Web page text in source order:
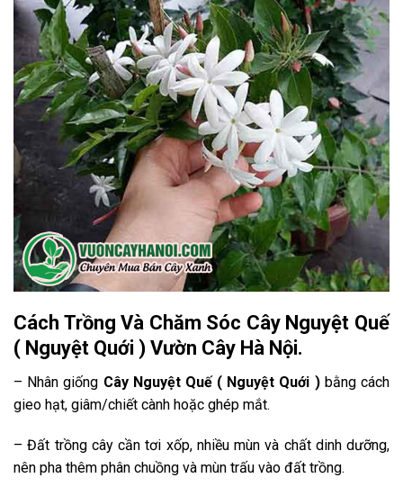
Cách Trồng Và Chăm Sóc Cây Nguyệt Quế
( Nguyệt Quới ) Vườn Cây Hà Nội.
– Nhân giống Cây Nguyệt Quế ( Nguyệt Quới )bằng cách
gieo hạt, giâm/chiết cành hoặc ghép mắt.
– Đất trồng cây cần tơi xốp, nhiều mùn và chất dinh dưỡng,
nên pha thêm phân chuồng và mùn trấu vào đất trồng.